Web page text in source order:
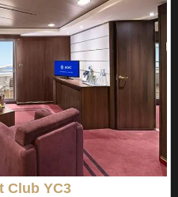
Club YC3